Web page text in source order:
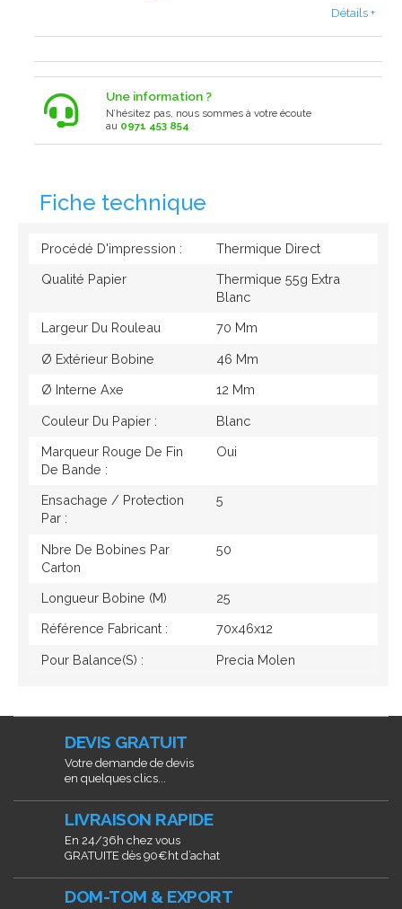
Détails +
Une information ?
N’hésitez pas, nous sommes à votre écoute
au 0971 453 854
Fiche technique
Procédé D'impression : Thermique Direct
Qualité Papier
Thermique 55g Extra
Blanc
Largeur Du Rouleau 70 Mm
Ø Extérieur Bobine 46 Mm
Ø Interne Axe 12 Mm
Couleur Du Papier : Blanc
Marqueur Rouge De Fin
De Bande :
Oui
Ensachage / Protection
Par :
5
Nbre De Bobines Par
Carton
50
Longueur Bobine (M) 25
Référence Fabricant : 70x46x12
Pour Balance(s) : Precia Molen
DEVIS GRATUIT
Votre demande de devis
en quelques clics...
LIVRAISON RAPIDE
En 24/36h chez vous
GRATUITE dès 90€ht d’achat
DOM-TOM & EXPORT